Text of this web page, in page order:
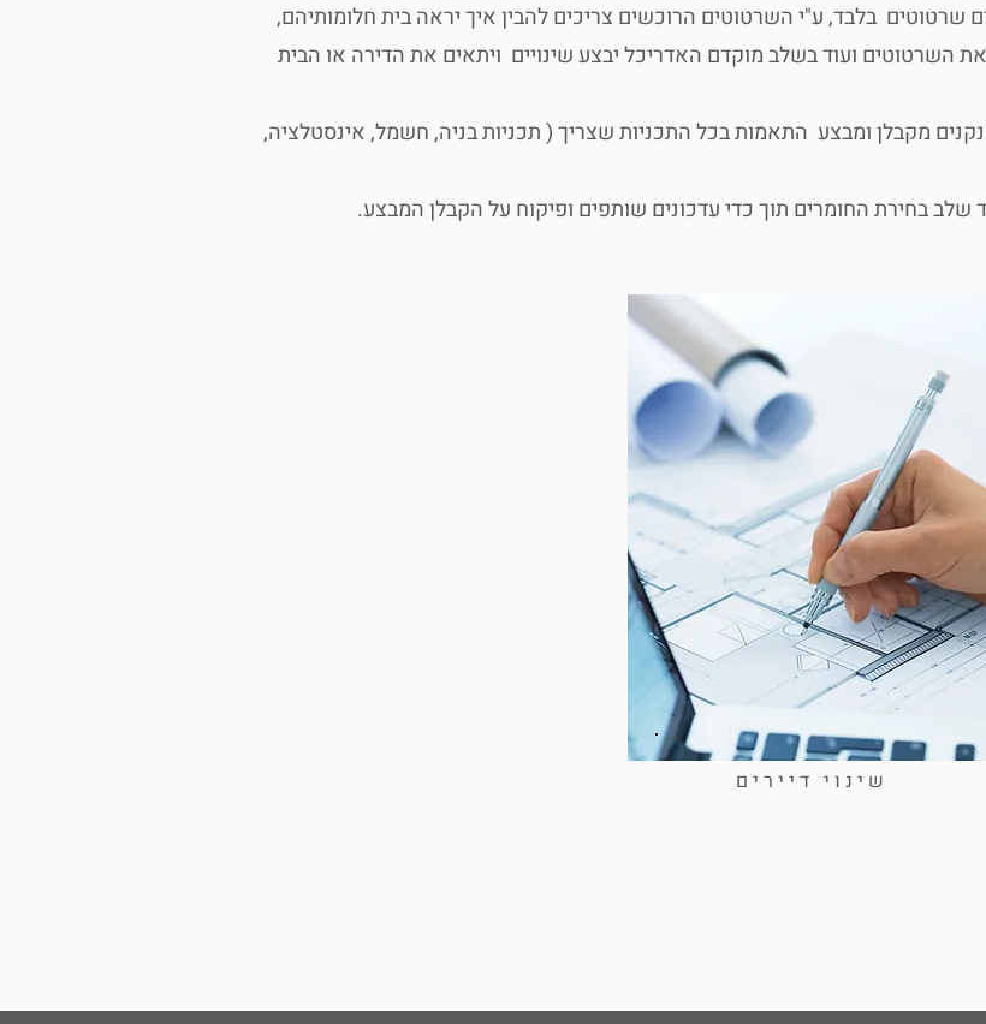
בלבד, ע"י השרטוטים הרוכשים צריכים להבין איך יראה בית חלומותיהם,
השרטוטים ועוד בשלב מוקדם האדריכל יבצע שינויים ויתאים את הדירה או הבית
נקנים מקבלן ומבצע התאמות בכל התכניות שצריך ( תכניות בניה, חשמל, אינסטלציה,
בחירת החומרים תוך כדי עדכונים שותפים ופיקוח על הקבלן המבצע.
שינוי דיירים